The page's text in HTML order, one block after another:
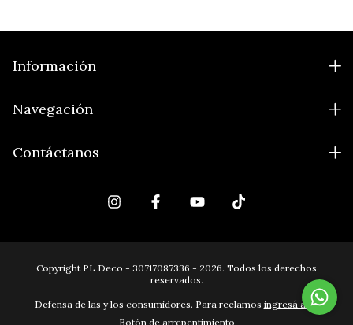
Información
Navegación
Contáctanos
Copyright PL Deco - 30717087336 - 2026. Todos los derechos
reservados.
Defensa de las y los consumidores. Para reclamos ingresá acá.
Botón de arrepentimiento